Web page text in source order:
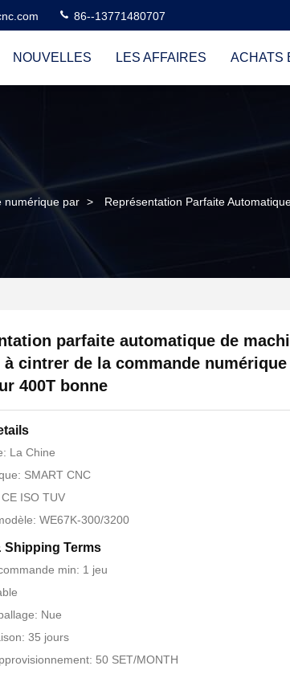
86--13771480707
NOUVELLES LES AFFAIRES ACHATS
numérique par >
Représentation Parfaite
parfaite automatique de
à cintrer de la commande
400T bonne
La Chine
SMART CNC
ISO TUV
WE67K-300/3200
Shipping Terms
min: 1 jeu
Nue
35 jours
50 SET/MONTH